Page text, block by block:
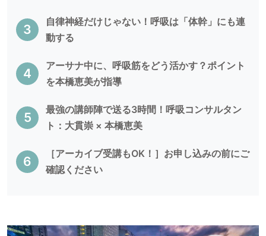
自律神経だけじゃない！呼吸は「体幹」にも連
動する
アーサナ中に、呼吸筋をどう活かす？ポイント
を本橋恵美が指導
最強の講師陣で送る3時間！呼吸コンサルタン
ト：大貫崇 × 本橋恵美
［アーカイブ受講もOK！］お申し込みの前にご
確認ください